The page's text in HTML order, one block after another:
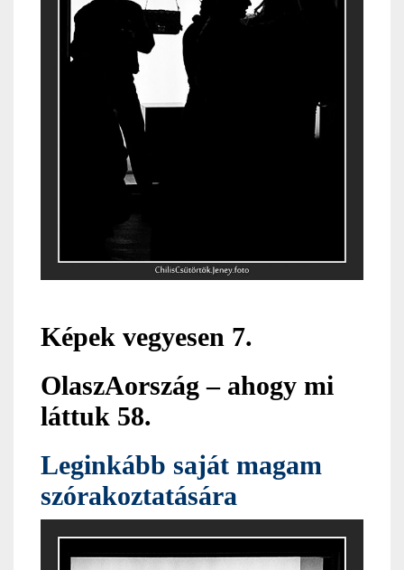
Képek vegyesen 7.
OlaszAország – ahogy mi
láttuk 58.
Leginkább saját magam
szórakoztatására